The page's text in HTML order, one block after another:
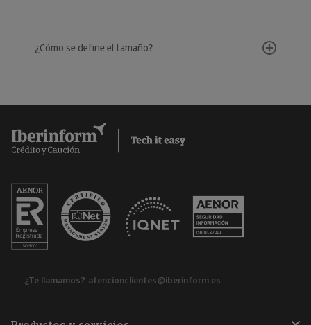
¿Cómo se define el tamaño?
¿Te llamamos? atencionclientes@iberinform.es